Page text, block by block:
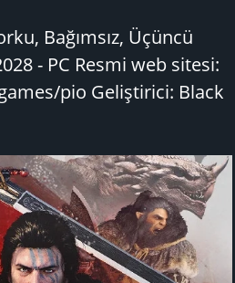
Bağımsız, Üçüncü
- PC Resmi web sitesi:
pio Geliştirici: Black